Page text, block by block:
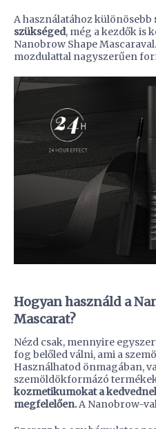
A használatához különösebb
szükséged, még a kezdők is
Nanobrow Shape
mozdulattal nagyszerűen
Hogyan használd a
Mascarat?
Nézd csak, mennyire
fog belőled válni, ami a
Használhatod önmagában,
szemöldökformázó
kozmetikumokat a
megfelelően.A Nanobrow-